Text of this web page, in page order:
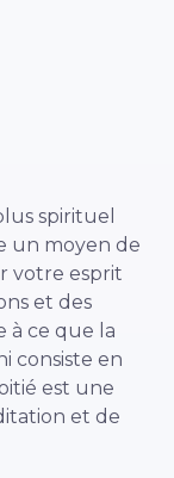
spirituel
un moyen de
votre esprit
et des
à ce que la
consiste en
est une
et de